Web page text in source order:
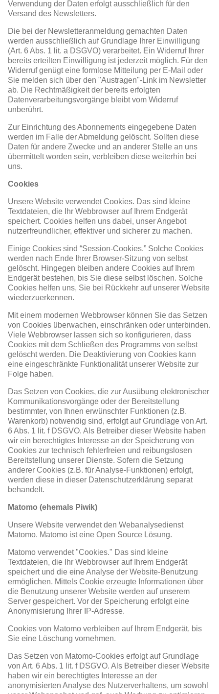
Verwendung der Daten erfolgt ausschließlich für den
Versand des Newsletters.
Die bei der Newsletteranmeldung gemachten Daten
werden ausschließlich auf Grundlage Ihrer Einwilligung
(Art. 6 Abs. 1 lit. a DSGVO) verarbeitet. Ein Widerruf Ihrer
bereits erteilten Einwilligung ist jederzeit möglich. Für den
Widerruf genügt eine formlose Mitteilung per E-Mail oder
Sie melden sich über den "Austragen"-Link im Newsletter
ab. Die Rechtmäßigkeit der bereits erfolgten
Datenverarbeitungsvorgänge bleibt vom Widerruf
unberührt.
Zur Einrichtung des Abonnements eingegebene Daten
werden im Falle der Abmeldung gelöscht. Sollten diese
Daten für andere Zwecke und an anderer Stelle an uns
übermittelt worden sein, verbleiben diese weiterhin bei
uns.
Cookies
Unsere Website verwendet Cookies. Das sind kleine
Textdateien, die Ihr Webbrowser auf Ihrem Endgerät
speichert. Cookies helfen uns dabei, unser Angebot
nutzerfreundlicher, effektiver und sicherer zu machen.
Einige Cookies sind “Session-Cookies.” Solche Cookies
werden nach Ende Ihrer Browser-Sitzung von selbst
gelöscht. Hingegen bleiben andere Cookies auf Ihrem
Endgerät bestehen, bis Sie diese selbst löschen. Solche
Cookies helfen uns, Sie bei Rückkehr auf unserer Website
wiederzuerkennen.
Mit einem modernen Webbrowser können Sie das Setzen
von Cookies überwachen, einschränken oder unterbinden.
Viele Webbrowser lassen sich so konfigurieren, dass
Cookies mit dem Schließen des Programms von selbst
gelöscht werden. Die Deaktivierung von Cookies kann
eine eingeschränkte Funktionalität unserer Website zur
Folge haben.
Das Setzen von Cookies, die zur Ausübung elektronischer
Kommunikationsvorgänge oder der Bereitstellung
bestimmter, von Ihnen erwünschter Funktionen (z.B.
Warenkorb) notwendig sind, erfolgt auf Grundlage von Art.
6 Abs. 1 lit. f DSGVO. Als Betreiber dieser Website haben
wir ein berechtigtes Interesse an der Speicherung von
Cookies zur technisch fehlerfreien und reibungslosen
Bereitstellung unserer Dienste. Sofern die Setzung
anderer Cookies (z.B. für Analyse-Funktionen) erfolgt,
werden diese in dieser Datenschutzerklärung separat
behandelt.
Matomo (ehemals Piwik)
Unsere Website verwendet den Webanalysedienst
Matomo. Matomo ist eine Open Source Lösung.
Matomo verwendet "Cookies." Das sind kleine
Textdateien, die Ihr Webbrowser auf Ihrem Endgerät
speichert und die eine Analyse der Website-Benutzung
ermöglichen. Mittels Cookie erzeugte Informationen über
die Benutzung unserer Website werden auf unserem
Server gespeichert. Vor der Speicherung erfolgt eine
Anonymisierung Ihrer IP-Adresse.
Cookies von Matomo verbleiben auf Ihrem Endgerät, bis
Sie eine Löschung vornehmen.
Das Setzen von Matomo-Cookies erfolgt auf Grundlage
von Art. 6 Abs. 1 lit. f DSGVO. Als Betreiber dieser Website
haben wir ein berechtigtes Interesse an der
anonymisierten Analyse des Nutzerverhaltens, um sowohl